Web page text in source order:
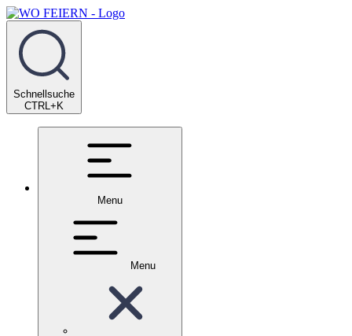
Schnellsuche
CTRL+K
Menu
Menu